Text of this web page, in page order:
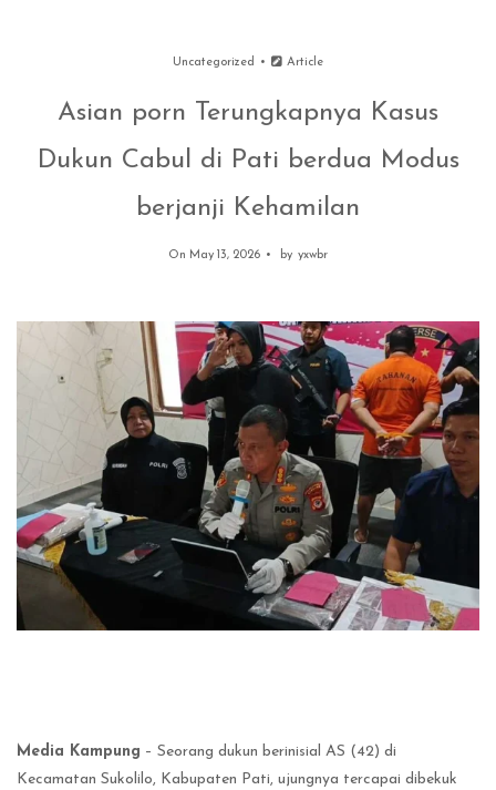
Uncategorized Article
Asian porn Terungkapnya Kasus
Dukun Cabul di Pati berdua Modus
berjanji Kehamilan
On May 13, 2026 by yxwbr
Media Kampung – Seorang dukun berinisial AS (42) di
Kecamatan Sukolilo, Kabupaten Pati, ujungnya tercapai dibekuk